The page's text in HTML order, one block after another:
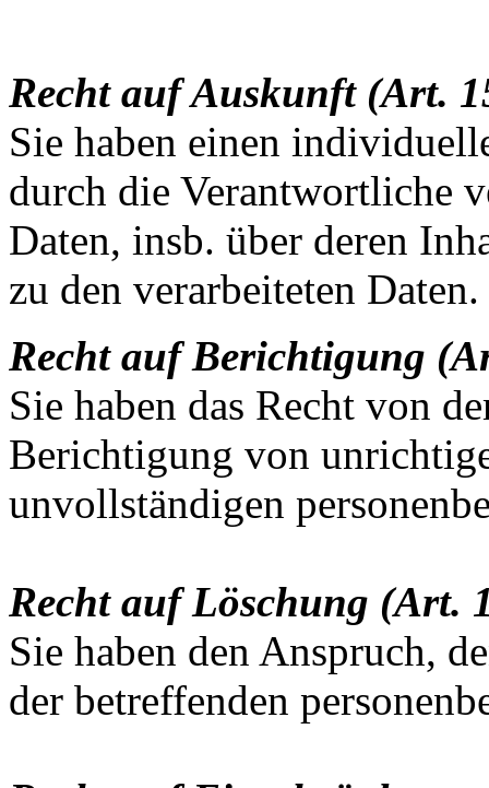
Recht auf Auskunft (Art.
Sie haben einen
durch die Verantwortliche
Daten, insb. über deren
zu den verarbeiteten Daten.
Recht auf Berichtigung
Sie haben das Recht von
Berichtigung von
unvollständigen
Recht auf Löschung (Art.
Sie haben den Anspruch,
der betreffenden